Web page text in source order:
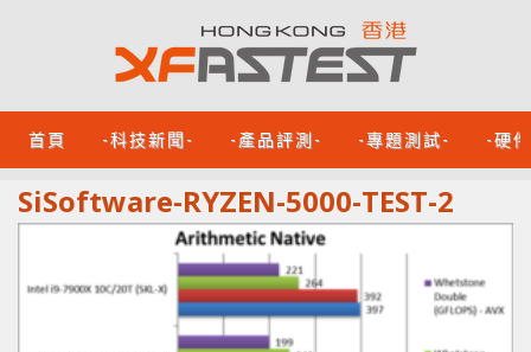
首頁 -科技新聞- -產品評測- -專題測試- -硬
SiSoftware-RYZEN-5000-TEST-2